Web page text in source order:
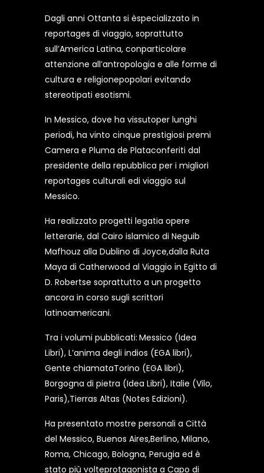
Dagli anni Ottanta si èspecializzato in
reportages di viaggio, soprattutto
sull’America Latina, conparticolare
attenzione all’antropologia e alle forme di
cultura e religionepopolari evitando
stereotipati esotismi.
In Messico, dove ha vissutoper lunghi
periodi, ha vinto cinque prestigiosi premi
Camera e Pluma de Plataconferiti dal
presidente della repubblica per i migliori
reportages culturali edi viaggio sul
Messico.
Ha realizzato progetti legatia opere
letterarie, dal Cairo islamico di Neguib
Mafhouz alla Dublino di Joyce,dalla Ruta
Maya di Catherwood al Viaggio in Egitto di
D. Robertse soprattutto a un progetto
ancora in corso sugli scrittori
latinoamericani.
Tra i volumi pubblicati: Messico (Idea
Libri), L’anima degli indios (EGA libri),
Gente chiamataTorino (EGA libri),
Borgogna di pietra (Idea Libri), Italie (Vilo,
Paris),Tierras Altas (Notes Edizioni).
Ha presentato mostre personali a Città
del Messico, Buenos Aires,Berlino, Milano,
Roma, Chicago, Bologna, Perugia ed è
stato più volteprotagonista a Capo di